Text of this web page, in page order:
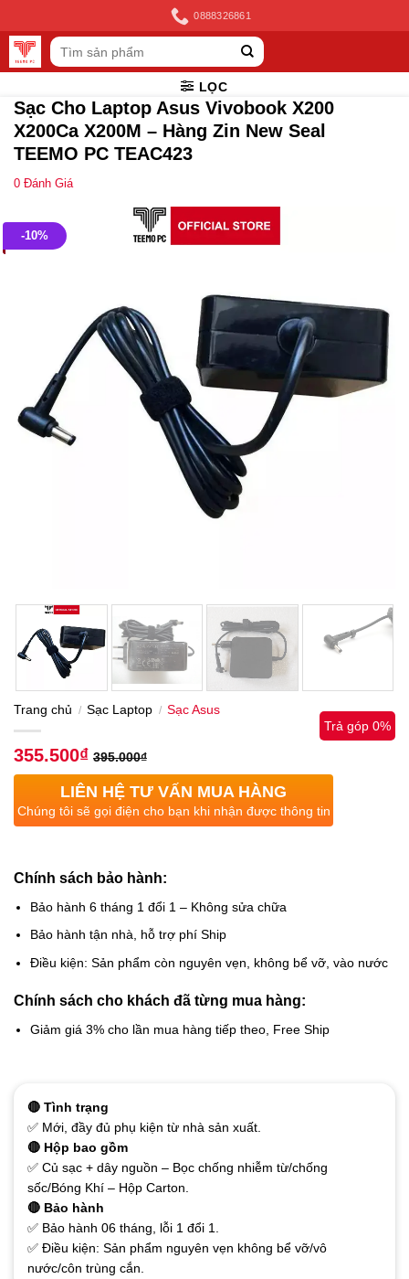
to
content
0888326861
Tìm
kiếm:
LỌC
Sạc Cho Laptop Asus Vivobook X200
X200Ca X200M – Hàng Zin New Seal
TEEMO PC TEAC423
0 Đánh Giá
-10%
Trang chủ / Sạc Laptop / Sạc Asus
355.500₫ 395.000₫
Trả góp 0%
LIÊN HỆ TƯ VẤN MUA HÀNG
Chúng tôi sẽ gọi điện cho bạn khi nhận được thông tin
Chính sách bảo hành:
Bảo hành 6 tháng 1 đổi 1 – Không sửa chữa
Bảo hành tận nhà, hỗ trợ phí Ship
Điều kiện: Sản phẩm còn nguyên vẹn, không bể vỡ, vào nước
Chính sách cho khách đã từng mua hàng:
Giảm giá 3% cho lần mua hàng tiếp theo, Free Ship
🔴 Tình trạng
✅ Mới, đầy đủ phụ kiện từ nhà sản xuất.
🔴 Hộp bao gồm
✅ Củ sạc + dây nguồn – Bọc chống nhiễm từ/chống
sốc/Bóng Khí – Hộp Carton.
🔴 Bảo hành
✅ Bảo hành 06 tháng, lỗi 1 đổi 1.
✅ Điều kiện: Sản phẩm nguyên vẹn không bể vỡ/vô
nước/côn trùng cắn.